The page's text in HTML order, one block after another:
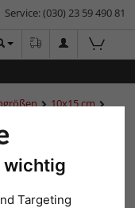
wichtig
Targeting
Service: (030) 23 59 490 81
10x15 cm
(MDF)